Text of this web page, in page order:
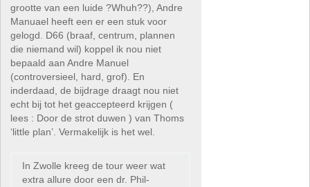
grootte van een luide ?Whuh??), Andre
Manuael heeft een er een stuk voor
gelogd. D66 (braaf, centrum, plannen
die niemand wil) koppel ik nou niet
bepaald aan Andre Manuel
(controversieel, hard, grof). En
inderdaad, de bijdrage draagt nou niet
echt bij tot het geaccepteerd krijgen (
lees : Door de strot duwen ) van Thoms
‘little plan’. Vermakelijk is het wel.
In Zwolle kreeg de tour weer wat
extra allure door een dr. Phil-